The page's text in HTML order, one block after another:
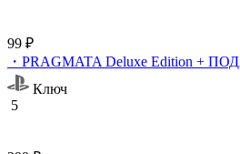
99 ₽
・PRAGMATA Deluxe Edition +
Ключ
5